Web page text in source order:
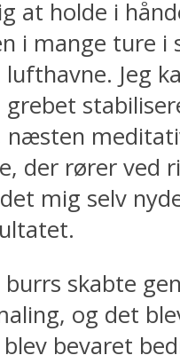
at holde i
i mange ture i
lufthavne. Jeg
grebet
næsten
der rører ved
mig selv
burrs skabte
og det
bevaret